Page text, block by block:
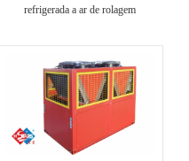
refrigerada a ar de rolagem